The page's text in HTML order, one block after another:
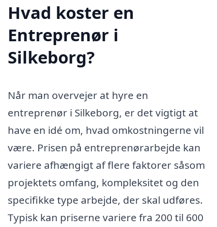
Hvad koster en
Entreprenør i
Silkeborg?
Når man overvejer at hyre en
entreprenør i Silkeborg, er det vigtigt at
have en idé om, hvad omkostningerne vil
være. Prisen på entreprenørarbejde kan
variere afhængigt af flere faktorer såsom
projektets omfang, kompleksitet og den
specifikke type arbejde, der skal udføres.
Typisk kan priserne variere fra 200 til 600